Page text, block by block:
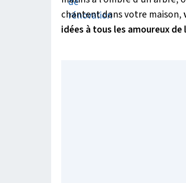
chantent dans votre maison,
idées à tous les amoureux